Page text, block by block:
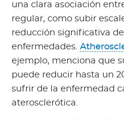
una clara asociación
regular, como subir
reducción significativa
enfermedades.
ejemplo, menciona que
puede reducir hasta un
sufrir de la enfermedad
aterosclerótica.